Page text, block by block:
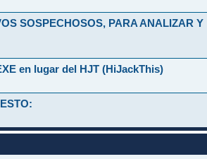
SOSPECHOSOS, PARA ANALIZAR Y
en lugar del HJT (HiJackThis)